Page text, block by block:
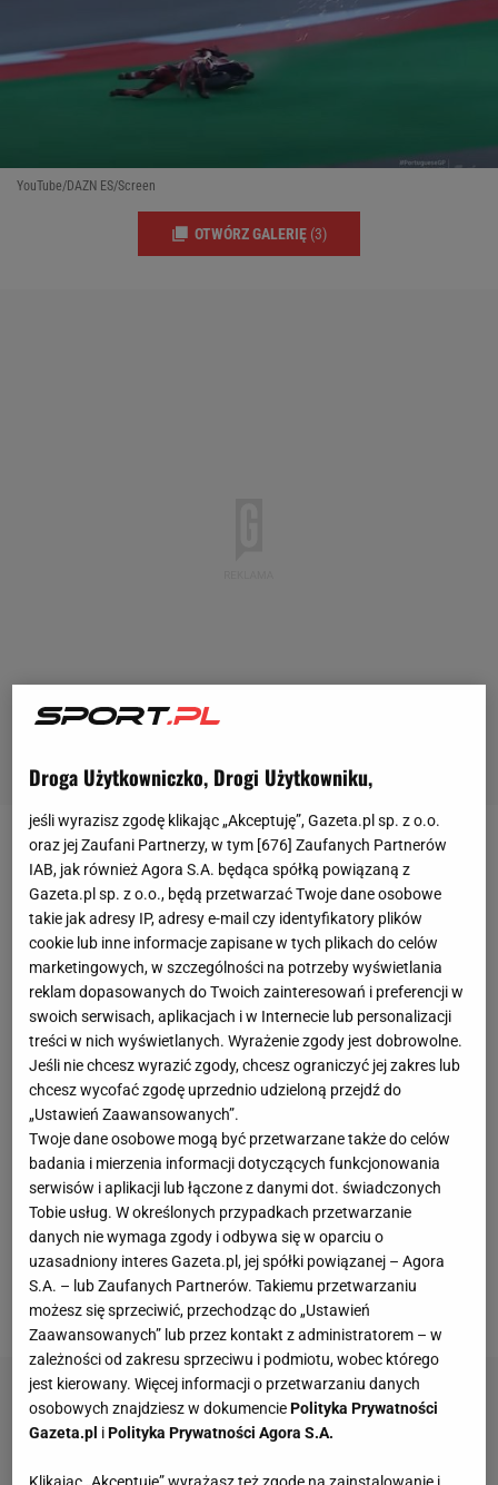
YouTube/DAZN ES/Screen
OTWÓRZ GALERIĘ (3)
Zobacz wideo To dlatego Lewandowski nie pojawił
się na konferencji
Pol Espargaro miał koszmarnie wyglądający upadek
wpiątekpodczas drugiego treninguMoto GPna
torze w Portimao przed GP Portugalii. Nagle stracił
przyczepność w tylnym kole na dojeździe do zakrętu
w prawo. Motocykl zachwiał się i wybił Espargaro w
powietrze. Hiszpan poleciał do przodu, wylądował
na asfalcie, ale motocykl sunął po ziemi razem z
nim. Motocyklista i pojazd zaczęli obracać się na
żwirze, ale to ich nie spowolniło i z dużą siłą wbili się
w bandy. Sędziowie natychmiast zarządzili
wywieszenie czerwonej flagi i przerwanie treningu.
Espargaro potrzebował pomocy medycznej.
Droga Użytkowniczko, Drogi Użytkowniku,
jeśli wyrazisz zgodę klikając „Akceptuję”, Gazeta.pl sp. z o.o.
oraz jej Zaufani Partnerzy, w tym [676] Zaufanych Partnerów
IAB, jak również Agora S.A. będąca spółką powiązaną z
Gazeta.pl sp. z o.o., będą przetwarzać Twoje dane osobowe
takie jak adresy IP, adresy e-mail czy identyfikatory plików
cookie lub inne informacje zapisane w tych plikach do celów
marketingowych, w szczególności na potrzeby wyświetlania
reklam dopasowanych do Twoich zainteresowań i preferencji w
swoich serwisach, aplikacjach i w Internecie lub personalizacji
treści w nich wyświetlanych. Wyrażenie zgody jest dobrowolne.
Jeśli nie chcesz wyrazić zgody, chcesz ograniczyć jej zakres lub
chcesz wycofać zgodę uprzednio udzieloną przejdź do
„Ustawień Zaawansowanych”.
Twoje dane osobowe mogą być przetwarzane także do celów
badania i mierzenia informacji dotyczących funkcjonowania
serwisów i aplikacji lub łączone z danymi dot. świadczonych
Tobie usług. W określonych przypadkach przetwarzanie
danych nie wymaga zgody i odbywa się w oparciu o
uzasadniony interes Gazeta.pl, jej spółki powiązanej – Agora
S.A. – lub Zaufanych Partnerów. Takiemu przetwarzaniu
możesz się sprzeciwić, przechodząc do „Ustawień
Zaawansowanych” lub przez kontakt z administratorem – w
zależności od zakresu sprzeciwu i podmiotu, wobec którego
jest kierowany. Więcej informacji o przetwarzaniu danych
osobowych znajdziesz w dokumenciePolityka Prywatności
Gazeta.pl iPolityka Prywatności Agora S.A.
Klikając „Akceptuję” wyrażasz też zgodę na zainstalowanie i